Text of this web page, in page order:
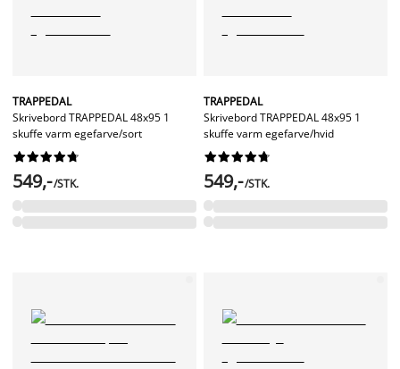
TRAPPEDAL
Skrivebord TRAPPEDAL 48x95 1
skuffe varm egefarve/sort






549,-/STK.
TRAPPEDAL
Skrivebord TRAPPEDAL 48x95 1
skuffe varm egefarve/hvid






549,-/STK.